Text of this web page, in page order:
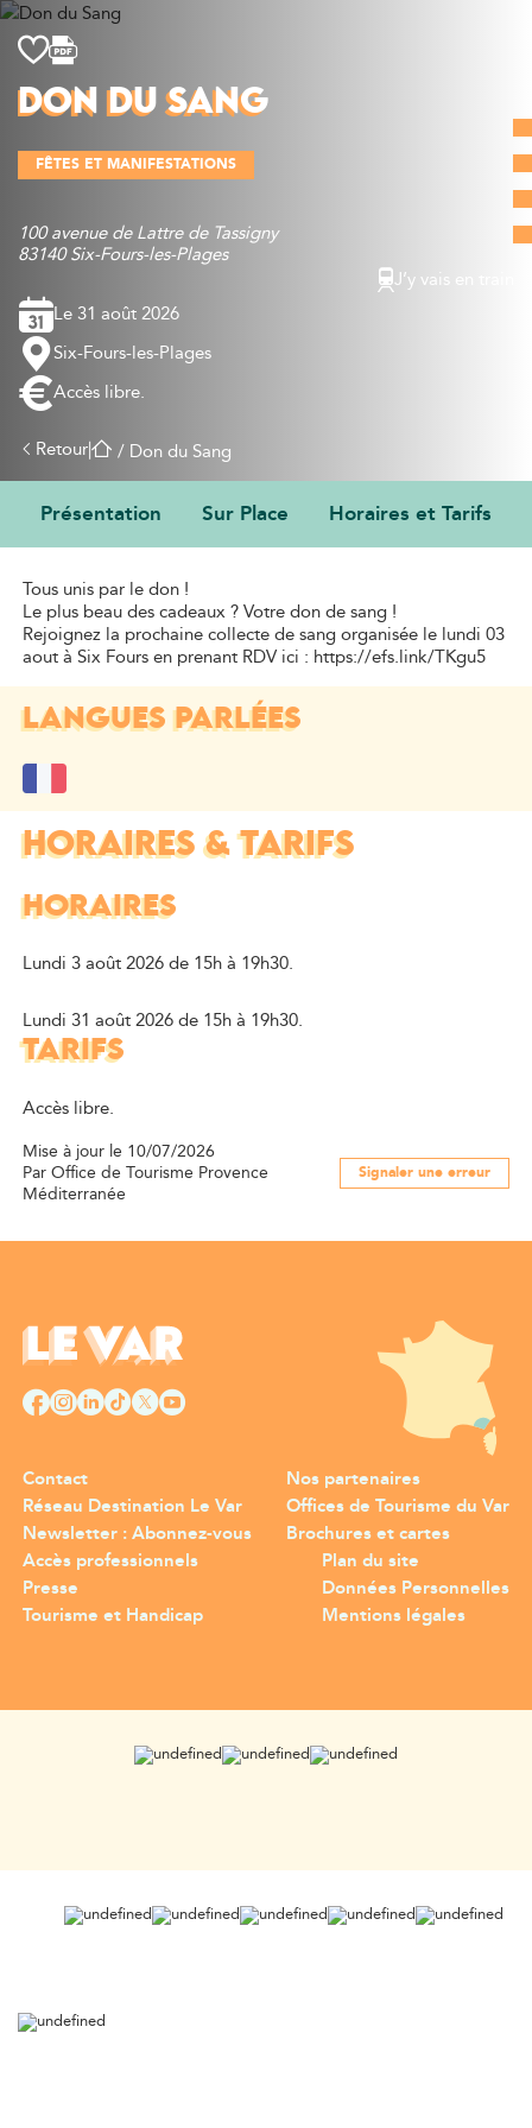
Découvrir
Que faire
Bien manger
Où dormir
Agenda
Préparer sa visite
DON DU SANG
FÊTES ET MANIFESTATIONS
100 avenue de Lattre de Tassigny
83140 Six-Fours-les-Plages
J’y vais en train
Le 31 août 2026
Six-Fours-les-Plages
Accès libre.
Retour| / Don du Sang
Présentation Sur Place Horaires et Tarifs
Tous unis par le don !
Le plus beau des cadeaux ? Votre don de sang !
Rejoignez la prochaine collecte de sang organisée le lundi 03
aout à Six Fours en prenant RDV ici : https://efs.link/TKgu5
LANGUES PARLÉES
HORAIRES & TARIFS
HORAIRES
Lundi 3 août 2026 de 15h à 19h30.
Lundi 31 août 2026 de 15h à 19h30.
TARIFS
Accès libre.
Mise à jour le 10/07/2026
Par Office de Tourisme Provence
Méditerranée
Signaler une erreur
Contact
Réseau Destination Le Var
Newsletter : Abonnez-vous
Nos partenaires
Offices de Tourisme du Var
Brochures et cartes
Accès professionnels
Presse
Tourisme et Handicap
Plan du site
Données Personnelles
Mentions légales